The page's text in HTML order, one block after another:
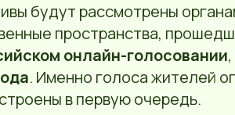
будут рассмотрены
пространства,
онлайн-голосовании
. Именно голоса жителей
в первую очередь.